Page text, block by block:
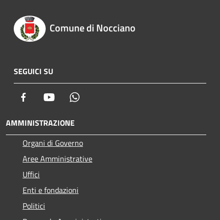
Comune di Nocciano
SEGUICI SU
Facebook Youtube
AMMINISTRAZIONE
Organi di Governo
Aree Amministrative
Uffici
Enti e fondazioni
Politici